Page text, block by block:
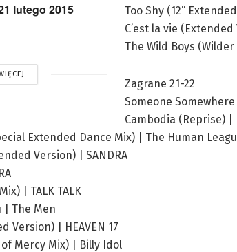
lutego 2015
Too Shy (12”
C’est la vie
The Wild Boys
Zagrane 21-22
Someone
Cambodia (Reprise) |
Extended Dance Mix) | The Human
Version) | SANDRA
| TALK TALK
| The Men
Version) | HEAVEN 17
Mercy Mix) | Billy Idol